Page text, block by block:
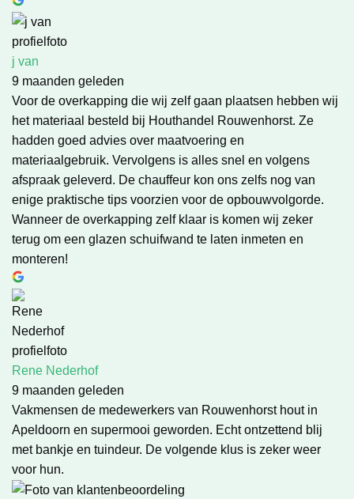
j van
9 maanden geleden
Voor de overkapping die wij zelf gaan plaatsen hebben wij
het materiaal besteld bij Houthandel Rouwenhorst. Ze
hadden goed advies over maatvoering en
materiaalgebruik. Vervolgens is alles snel en volgens
afspraak geleverd. De chauffeur kon ons zelfs nog van
enige praktische tips voorzien voor de opbouwvolgorde.
Wanneer de overkapping zelf klaar is komen wij zeker
terug om een glazen schuifwand te laten inmeten en
monteren!
Rene Nederhof
9 maanden geleden
Vakmensen de medewerkers van Rouwenhorst hout in
Apeldoorn en supermooi geworden. Echt ontzettend blij
met bankje en tuindeur. De volgende klus is zeker weer
voor hun.